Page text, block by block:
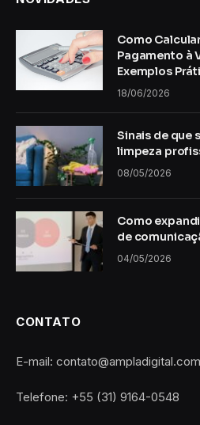
Como
Pagamento à
Exemplos
18/06/2026
Sinais de que
limpeza
08/05/2026
Como
de
04/05/2026
CONTATO
E-mail:
Telefone: +55 (31) 9164-0548